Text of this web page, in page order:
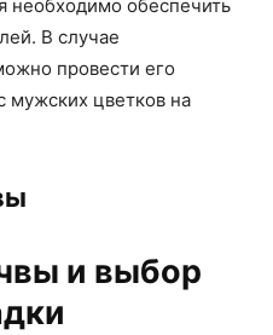
необходимо обеспечить
В случае
провести его
мужских цветков на
и выбор